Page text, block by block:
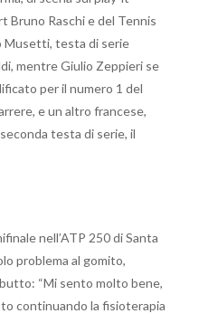
Bruno Raschi e del Tennis
Musetti, testa di serie
mentre Giulio Zeppieri se
per il numero 1 del
e un altro francese,
testa di serie, il
nell’ATP 250 di Santa
problema al gomito,
“Mi sento molto bene,
continuando la fisioterapia